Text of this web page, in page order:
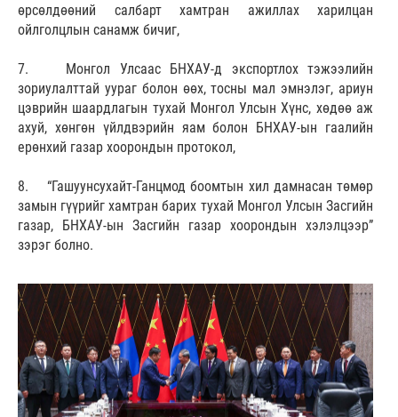
өрсөлдөөний салбарт хамтран ажиллах харилцан
ойлголцлын санамж бичиг,
7. Монгол Улсаас БНХАУ-д экспортлох тэжээлийн
зориулалттай уураг болон өөх, тосны мал эмнэлэг, ариун
цэврийн шаардлагын тухай Монгол Улсын Хүнс, хөдөө аж
ахуй, хөнгөн үйлдвэрийн яам болон БНХАУ-ын гаалийн
ерөнхий газар хоорондын протокол,
8. “Гашуунсухайт-Ганцмод боомтын хил дамнасан төмөр
замын гүүрийг хамтран барих тухай Монгол Улсын Засгийн
газар, БНХАУ-ын Засгийн газар хоорондын хэлэлцээр”
зэрэг болно.